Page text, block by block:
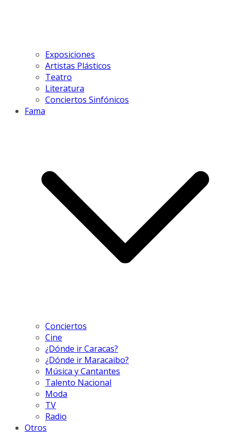
Exposiciones
Artistas Plásticos
Teatro
Literatura
Conciertos Sinfónicos
Fama
Conciertos
Cine
¿Dónde ir Caracas?
¿Dónde ir Maracaibo?
Música y Cantantes
Talento Nacional
Moda
TV
Radio
Otros